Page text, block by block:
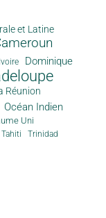
et Latine
Dominique
Réunion
Océan Indien
Uni
Tahiti Trinidad